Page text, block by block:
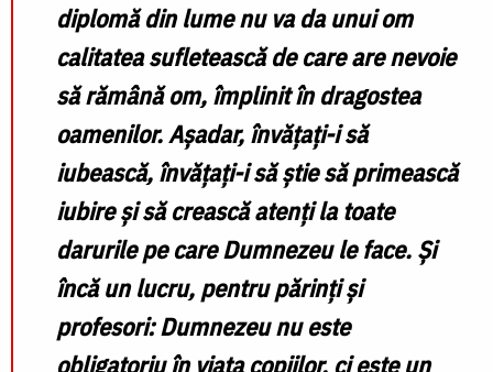
diplomă din lume nu va da unui om
calitatea sufleteascăde care are nevoie
să rămână om, împlinit în dragostea
oamenilor. Așadar, învățați-i să
iubească, învățați-i să știe să primească
iubire și să crească atenți la toate
darurile pe care Dumnezeu le face. Și
încă un lucru, pentru părinți și
profesori: Dumnezeu nu este
obligatoriu în viața copiilor, cieste un